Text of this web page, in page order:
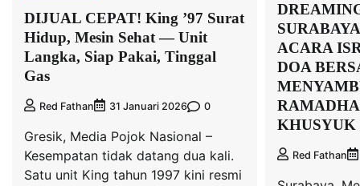
DIJUAL CEPAT! King ’97 Surat
Hidup, Mesin Sehat — Unit
Langka, Siap Pakai, Tinggal
Gas
Red Fathan 31 Januari 2026 0
Gresik, Media Pojok Nasional –
Kesempatan tidak datang dua kali.
Satu unit King tahun 1997 kini resmi
ACARA
DOA
KHUSYUK
Red Fathan